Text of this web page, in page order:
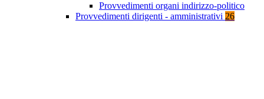
Provvedimenti organi indirizzo-politico
Provvedimenti dirigenti - amministrativi 26